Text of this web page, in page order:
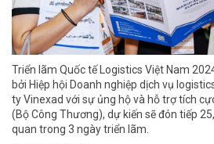
Triển lãm Quốc tế Logistics Việt Nam
bởi Hiệp hội Doanh nghiệp dịch vụ
ty Vinexad với sự ủng hộ và hỗ trợ tích
(Bộ Công Thương), dự kiến sẽ đón tiếp
quan trong 3 ngày triển lãm.